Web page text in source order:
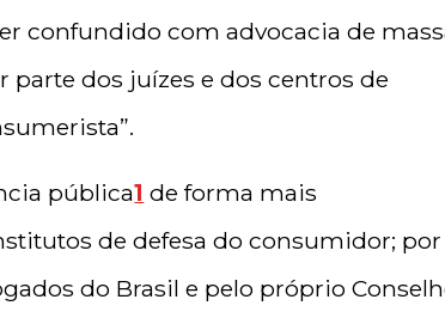
confundido com advocacia de
parte dos juízes e dos centros de
pública1 de forma mais
de defesa do consumidor; por
do Brasil e pelo próprio